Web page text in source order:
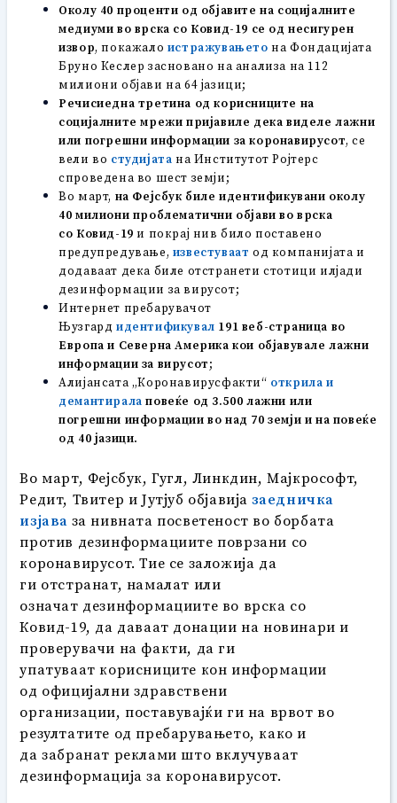
Околу 40 проценти од објавите на социјалните
медиуми во врска со Ковид-19 се од несигурен
извор, покажало истражувањето на Фондацијата
Бруно Кеслер засновано на анализа на 112
милиони објави на 64 јазици;
Речисиедна третина од корисниците на
социјалните мрежи пријавиле дека виделе лажни
или погрешни информации за коронавирусот, се
вели во студијата на Институтот Ројтерс
спроведена во шест земји;
Во март, на Фејсбук биле идентификувани околу
40 милиони проблематични објави во врска
соКовид-19 и покрај нив било поставено
предупредување, известуваат од компанијата и
додаваат дека биле отстранети стотици илјади
дезинформации за вирусот;
Интернет пребарувачот
Њузгард идентификувал 191 веб-страница во
Европа и Северна Америка кои објавувале лажни
информации за вирусот;
Алијансата „Коронавирусфакти“ открила и
демантирала повеќе од 3.500 лажни или
погрешни информации вонад 70 земји и на повеќе
од 40 јазици.
Во март, Фејсбук, Гугл, Линкдин, Мајкрософт,
Редит, Твитер и Јутјуб објавија заедничка
изјава за нивната посветеност во борбата
против дезинформациите поврзани со
коронавирусот. Тие се заложија да
ги отстранат, намалат или
означат дезинформациите во врска со
Ковид-19, да даваат донации на новинари и
проверувачи на факти, да ги
упатуваат корисниците кон информации
од официјални здравствени
организации, поставувајќи ги на врвот во
резултатите од пребарувањето, како и
да забранат реклами што вклучуваат
дезинформација за коронавирусот.